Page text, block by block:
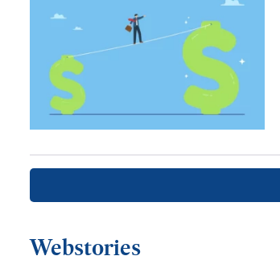
Webstories